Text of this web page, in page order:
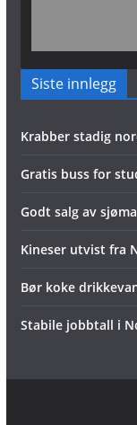
Siste innlegg
Krabber stadig
Gratis buss for
Godt salg av
Kineser utvist fra
Bør koke
Stabile jobbtall i